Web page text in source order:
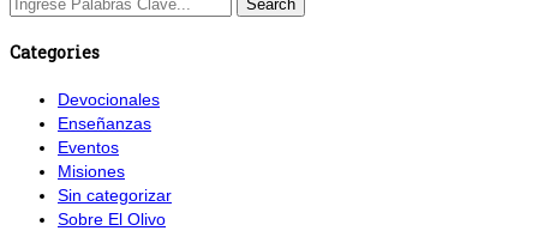
Categories
Devocionales
Enseñanzas
Eventos
Misiones
Sin categorizar
Sobre El Olivo